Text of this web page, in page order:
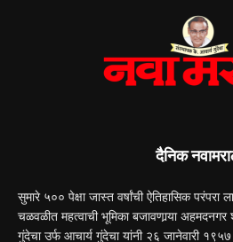
दैनिक
सुमारे ५०० पेक्षा जास्त वर्षांची ऐतिहासिक परंपरा
चळवळीत महत्वाची भूमिका बजावणार्‍या
गुंदेचा उर्फ आचार्य गुंदेचा यांनी २६ जानेवारी १९५७